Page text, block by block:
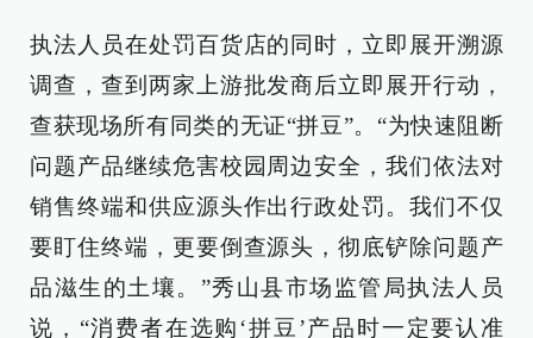
执法人员在处罚百货店的同时，立即展开溯源
调查，查到两家上游批发商后立即展开行动，
查获现场所有同类的无证“拼豆”。“为快速阻断
问题产品继续危害校园周边安全，我们依法对
销售终端和供应源头作出行政处罚。我们不仅
要盯住终端，更要倒查源头，彻底铲除问题产
品滋生的土壤。”秀山县市场监管局执法人员
说，“消费者在选购‘拼豆’产品时一定要认准